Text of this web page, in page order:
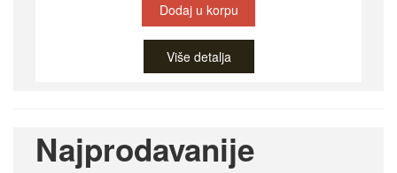
Dodaj u korpu
Više detalja
Najprodavanije